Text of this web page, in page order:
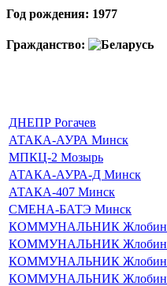
Год рождения: 1977
Гражданство:
ДНЕПР Рогачев
АТАКА-АУРА Минск
МПКЦ-2 Мозырь
АТАКА-АУРА-Д Минск
АТАКА-407 Минск
СМЕНА-БАТЭ Минск
КОММУНАЛЬНИК Жлобин
КОММУНАЛЬНИК Жлобин
КОММУНАЛЬНИК Жлобин
КОММУНАЛЬНИК Жлобин